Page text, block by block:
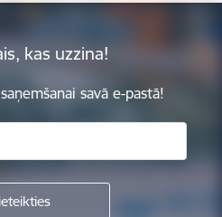
kas uzzina!
savā e-pastā!